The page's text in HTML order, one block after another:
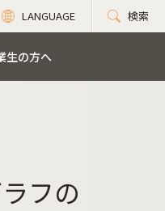
LANGUAGE 検索
生の方へ
フの